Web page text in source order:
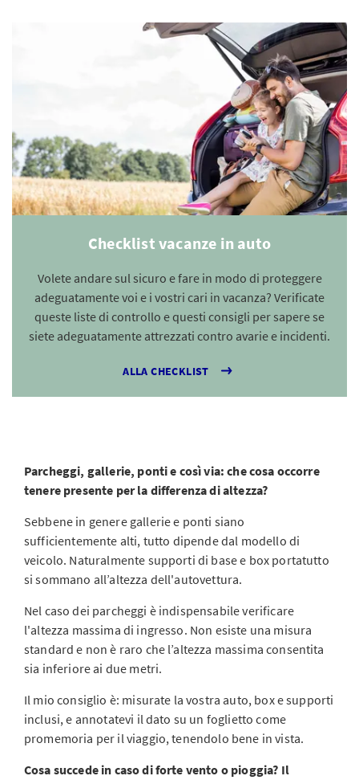
Checklist vacanze in auto
Volete andare sul sicuro e fare in modo di proteggere
adeguatamente voi e i vostri cari in vacanza? Verificate
queste liste di controllo e questi consigli per sapere se
siete adeguatamente attrezzati contro avarie e incidenti.
ALLA CHECKLIST
Parcheggi, gallerie, ponti e così via: che cosa occorre
tenere presente per la differenza di altezza?
Sebbene in genere gallerie e ponti siano
sufficientemente alti, tutto dipende dal modello di
veicolo. Naturalmente supporti di base e box portatutto
si sommano all’altezza dell'autovettura.
Nel caso dei parcheggi è indispensabile verificare
l'altezza massima di ingresso. Non esiste una misura
standard e non è raro che l’altezza massima consentita
sia inferiore ai due metri.
Il mio consiglio è: misurate la vostra auto, box e supporti
inclusi, e annotatevi il dato su un foglietto come
promemoria per il viaggio, tenendolo bene in vista.
Cosa succede in caso di forte vento o pioggia? Il